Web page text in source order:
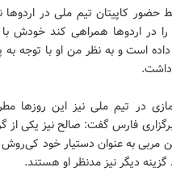
حضور کاپیتان تیم ملی در اردوها
را در اردوها همراهی کند خودش با
است و به نظر من او با توجه به
داشت.
در تیم ملی نیز این روزها
فارس گفت: صالح نیز یکی از
به عنوان دستیار خود کی‌روش
دیگر نیز مدنظر او هستند.